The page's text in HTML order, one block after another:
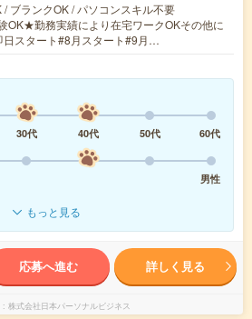
/ ブランクOK / パソコンスキル不要
OK★勤務実績により在宅ワークOKその他に
スタート#8月スタート#9月…
30代 40代 50代
60代
男性
もっと見る
応募へ進む 詳しく見る
株式会社日本パーソナルビジネス